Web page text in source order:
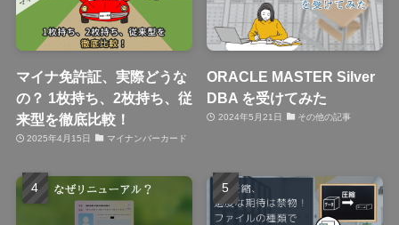
マイナ免許証、実際どうな
の？ 1枚持ち、2枚持ち、従
来型を徹底比較！
2025年4月15日 マイナンバーカード
ORACLE MASTER Silver
DBA を受けてみた
2024年5月21日 その他の記事